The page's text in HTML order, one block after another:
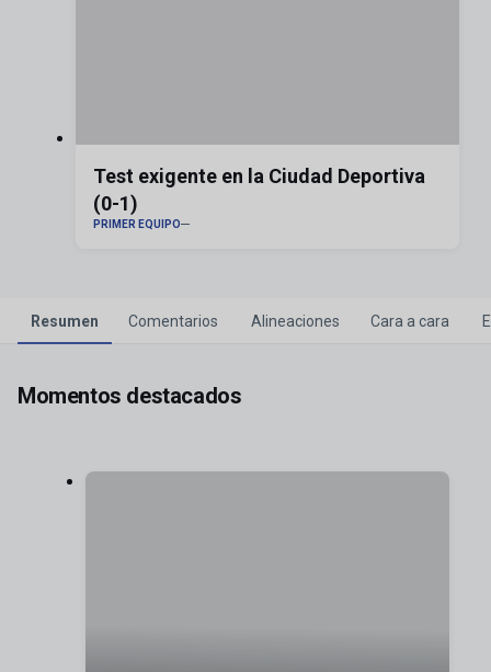
Test exigente en la Ciudad Deportiva
(0-1)
PRIMER EQUIPO
Resumen Comentarios Alineaciones Cara a cara
Momentos destacados